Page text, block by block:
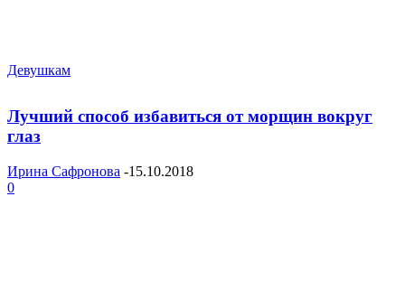
Девушкам
Лучший способ избавиться от морщин вокруг
глаз
Ирина Сафронова -15.10.2018
0